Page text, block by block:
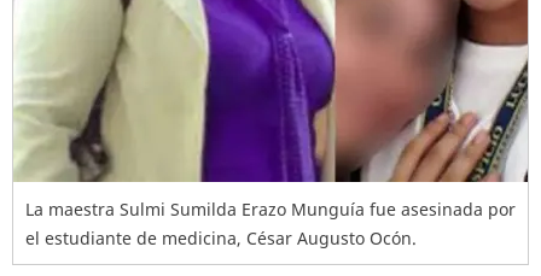
La maestra Sulmi Sumilda Erazo Munguía fue asesinada por
el estudiante de medicina, César Augusto Ocón.